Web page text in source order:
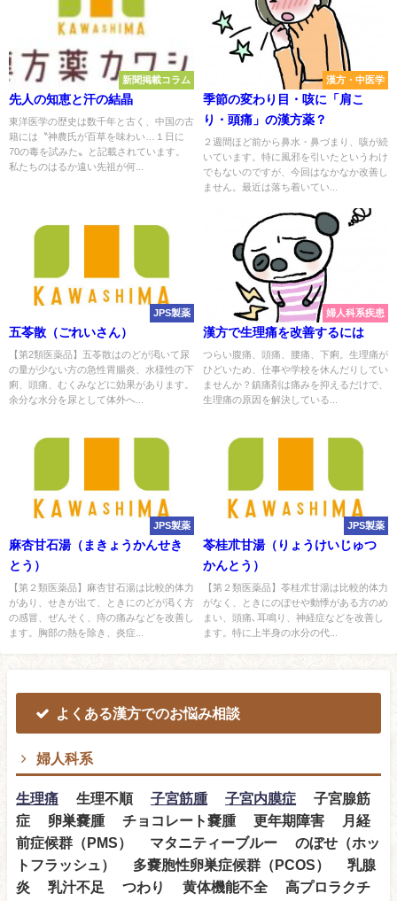
新聞掲載コラム
先人の知恵と汗の結晶
東洋医学の歴史は数千年と古く、中国の古
籍には〝神農氏が百草を味わい…１日に
70の毒を試みた〟と記載されています。
私たちのはるか遠い先祖が何...
漢方・中医学
季節の変わり目・咳に「肩こ
り・頭痛」の漢方薬？
２週間ほど前から鼻水・鼻づまり、咳が続
いています。特に風邪を引いたというわけ
でもないのですが、今回はなかなか改善し
ません。最近は落ち着いてい...
JPS製薬
五苓散（ごれいさん）
【第2類医薬品】五苓散はのどが渇いて尿
の量が少ない方の急性胃腸炎、水様性の下
痢、頭痛、むくみなどに効果があります。
余分な水分を尿として体外へ...
婦人科系疾患
漢方で生理痛を改善するには
つらい腹痛、頭痛、腰痛、下痢。生理痛が
ひどいため、仕事や学校を休んだりしてい
ませんか？鎮痛剤は痛みを抑えるだけで、
生理痛の原因を解決している...
JPS製薬
麻杏甘石湯（まきょうかんせき
とう）
【第２類医薬品】麻杏甘石湯は比較的体力
があり、せきが出て、ときにのどが渇く方
の感冒、ぜんそく、痔の痛みなどを改善し
ます。胸部の熱を除き、炎症...
JPS製薬
苓桂朮甘湯（りょうけいじゅつ
かんとう）
【第２類医薬品】苓桂朮甘湯は比較的体力
がなく、ときにのぼせや動悸がある方のめ
まい、頭痛､耳鳴り、神経症などを改善し
ます。特に上半身の水分の代...
よくある漢方でのお悩み相談
婦人科系
生理痛 生理不順 子宮筋腫 子宮内膜症 子宮腺筋
症 卵巣嚢腫 チョコレート嚢腫 更年期障害 月経
前症候群（PMS） マタニティーブルー のぼせ（ホッ
トフラッシュ） 多嚢胞性卵巣症候群（PCOS） 乳腺
炎 乳汁不足 つわり 黄体機能不全 高プロラクチ